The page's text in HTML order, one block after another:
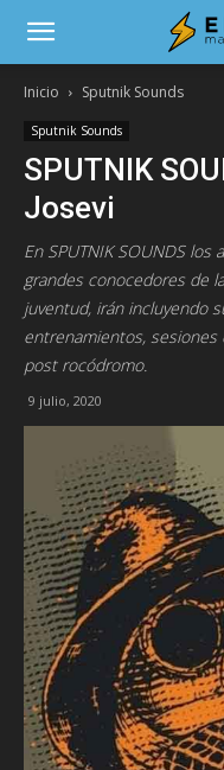
Cohete
Inicio Sputnik Sounds
Sputnik Sounds
SPUTNIK
Josevi
En SPUTNIK SOUNDS
grandes conocedores de
juventud, irán incluyendo
entrenamientos, sesiones
post rocódromo.
9 julio, 2020